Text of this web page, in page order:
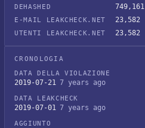
DEHASHED 749,161
E-MAIL LEAKCHECK.NET 23,582
UTENTI LEAKCHECK.NET 23,582
CRONOLOGIA
DATA DELLA VIOLAZIONE
2019-07-21 7 years ago
DATA LEAKCHECK
2019-07-01 7 years ago
AGGIUNTO